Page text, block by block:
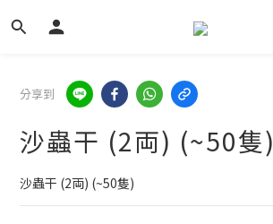
分享到
沙蟲干 (2両) (~50隻)
沙蟲干 (2両) (~50隻)